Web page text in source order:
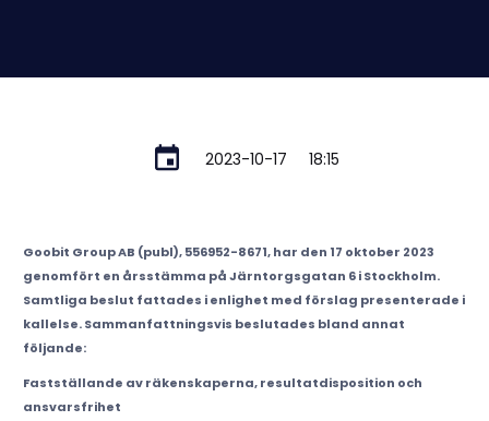
2023-10-17 18:15
Goobit Group AB (publ), 556952-8671, har den 17 oktober 2023
genomfört en årsstämma på Järntorgsgatan 6 i Stockholm.
Samtliga beslut fattades i enlighet med förslag presenterade i
kallelse. Sammanfattningsvis beslutades bland annat
följande:
Fastställande av räkenskaperna, resultatdisposition och
ansvarsfrihet